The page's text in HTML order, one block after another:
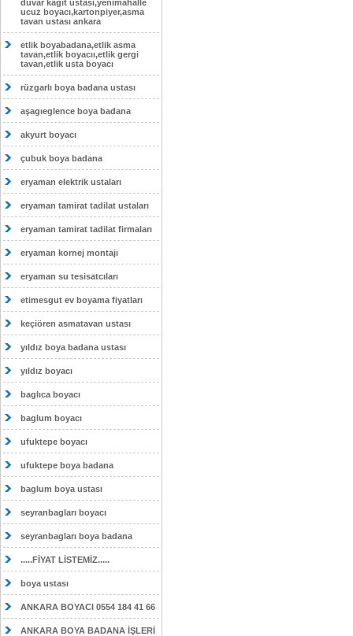
duvar kagıt ustası,yenimahalle
ucuz boyacı,kartonpiyer,asma
tavan ustası ankara
etlik boyabadana,etlik asma
tavan,etlik boyacıı,etlik gergi
tavan,etlik usta boyacı
rüzgarlı boya badana ustası
aşagıeglence boya badana
akyurt boyacı
çubuk boya badana
eryaman elektrik ustaları
eryaman tamirat tadilat ustaları
eryaman tamirat tadilat firmaları
eryaman kornej montajı
eryaman su tesisatcıları
etimesgut ev boyama fiyatları
keçiören asmatavan ustası
yıldız boya badana ustası
yıldız boyacı
baglıca boyacı
baglum boyacı
ufuktepe boyacı
ufuktepe boya badana
baglum boya ustası
seyranbagları boyacı
seyranbagları boya badana
.....FİYAT LİSTEMİZ.....
boya ustası
ANKARA BOYACI 0554 184 41 66
ANKARA BOYA BADANA İŞLERİ